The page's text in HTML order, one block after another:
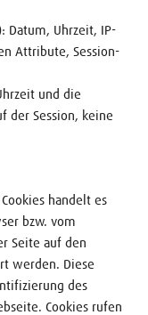
Datum, Uhrzeit, IP-
Attribute, Session-
und die
der Session, keine
handelt es
bzw. vom
Seite auf den
werden. Diese
des
Cookies rufen